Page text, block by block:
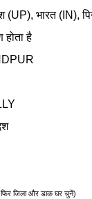
(UP), भारत (IN),
होता है
फिर जिला और डाक घर चुनें)